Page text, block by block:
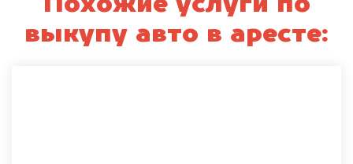
Похожие услуги по
выкупу авто в аресте: